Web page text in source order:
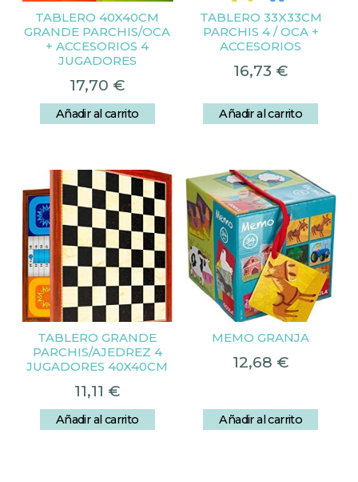
TABLERO 40X40CM
GRANDE PARCHIS/OCA
+ ACCESORIOS 4
JUGADORES
17,70 €
Añadir al carrito
TABLERO 33X33CM
PARCHIS 4 / OCA +
ACCESORIOS
16,73 €
Añadir al carrito
TABLERO GRANDE
PARCHIS/AJEDREZ 4
JUGADORES 40X40CM
11,11 €
Añadir al carrito
MEMO GRANJA
12,68 €
Añadir al carrito